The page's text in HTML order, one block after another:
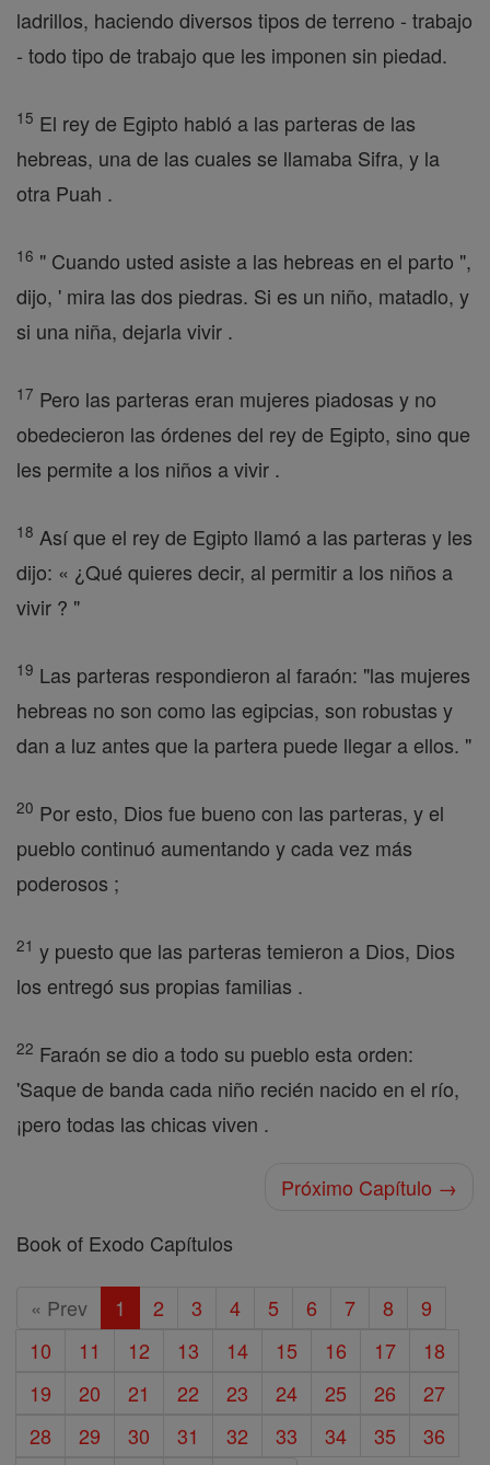
ladrillos, haciendo diversos tipos de terreno - trabajo
- todo tipo de trabajo que les imponen sin piedad.
15 El rey de Egipto habló a las parteras de las
hebreas, una de las cuales se llamaba Sifra, y la
otra Puah .
16 " Cuando usted asiste a las hebreas en el parto ",
dijo, ' mira las dos piedras. Si es un niño, matadlo, y
si una niña, dejarla vivir .
17 Pero las parteras eran mujeres piadosas y no
obedecieron las órdenes del rey de Egipto, sino que
les permite a los niños a vivir .
18 Así que el rey de Egipto llamó a las parteras y les
dijo: « ¿Qué quieres decir, al permitir a los niños a
vivir ? "
19 Las parteras respondieron al faraón: "las mujeres
hebreas no son como las egipcias, son robustas y
dan a luz antes que la partera puede llegar a ellos. "
20 Por esto, Dios fue bueno con las parteras, y el
pueblo continuó aumentando y cada vez más
poderosos ;
21 y puesto que las parteras temieron a Dios, Dios
los entregó sus propias familias .
22 Faraón se dio a todo su pueblo esta orden:
'Saque de banda cada niño recién nacido en el río,
¡pero todas las chicas viven .
Próximo Capítulo →
Book of Exodo Capítulos
« Prev 1 2 3 4 5 6 7 8
9
10
11 12 13 14 15 16 17
18
19
20 21 22 23 24 25 26
27
28
29 30 31 32 33 34 35
36